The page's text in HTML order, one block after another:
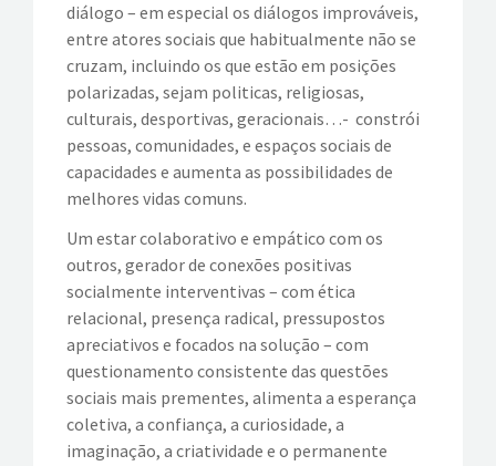
diálogo – em especial os diálogos improváveis,
entre atores sociais que habitualmente não se
cruzam, incluindo os que estão em posições
polarizadas, sejam politicas, religiosas,
culturais, desportivas, geracionais…- constrói
pessoas, comunidades, e espaços sociais de
capacidades e aumenta as possibilidades de
melhores vidas comuns.
Um estar colaborativo e empático com os
outros, gerador de conexões positivas
socialmente interventivas – com ética
relacional, presença radical, pressupostos
apreciativos e focados na solução – com
questionamento consistente das questões
sociais mais prementes, alimenta a esperança
coletiva, a confiança, a curiosidade, a
imaginação, a criatividade e o permanente